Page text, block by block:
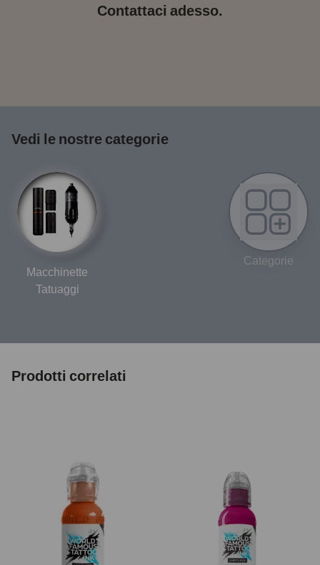
Contattaci adesso.
Vedi le nostre categorie
Macchinette
Tatuaggi
Categorie
Prodotti correlati